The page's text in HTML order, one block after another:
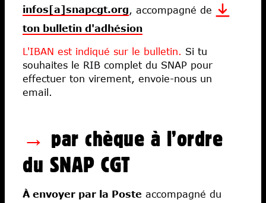
infos[a]snapcgt.org , accompagné de
ton bulletin d'adhésion
L'IBAN est indiqué sur le bulletin.
Si tu
souhaites le RIB complet du SNAP pour
effectuer ton virement, envoie-nous un
email.
→ par chèque à l’ordre
du SNAP CGT
À envoyer par la Poste accompagné du